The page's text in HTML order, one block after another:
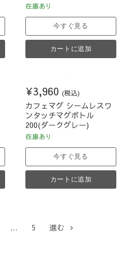
在庫あり
今すぐ見る
カートに追加
¥3,960 (税込)
カフェマグ シームレスワ
ンタッチマグボトル
200(ダークグレー)
在庫あり
今すぐ見る
カートに追加
… 5 進む